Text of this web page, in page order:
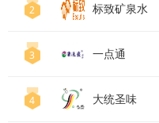
2 标致矿泉水
3 一点通
4 大统圣味